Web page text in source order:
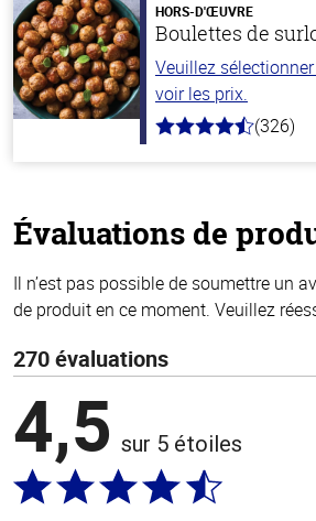
stars
HORS-D'ŒUVRE
Boulettes de
Veuillez
voir les prix.
4.6
(326)
Évaluations de
Il n’est pas possible de soumettre un
de produit en ce moment. Veuillez
270 évaluations
4,5 sur 5 étoiles